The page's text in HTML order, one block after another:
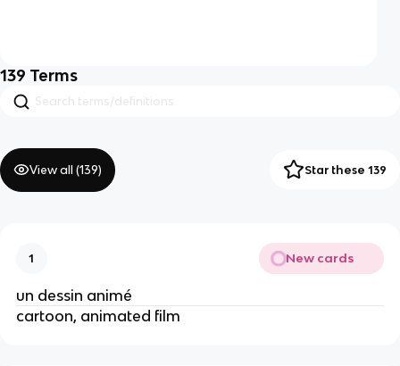
139 Terms
View all (139) Star these 139
1 New cards
un dessin animé
cartoon, animated film